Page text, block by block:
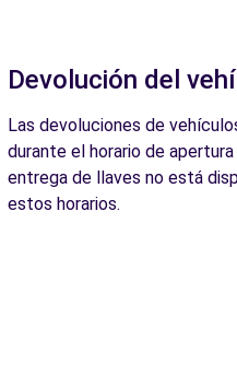
Devolución del
Las devoluciones de
durante el horario de
entrega de llaves no está
estos horarios.